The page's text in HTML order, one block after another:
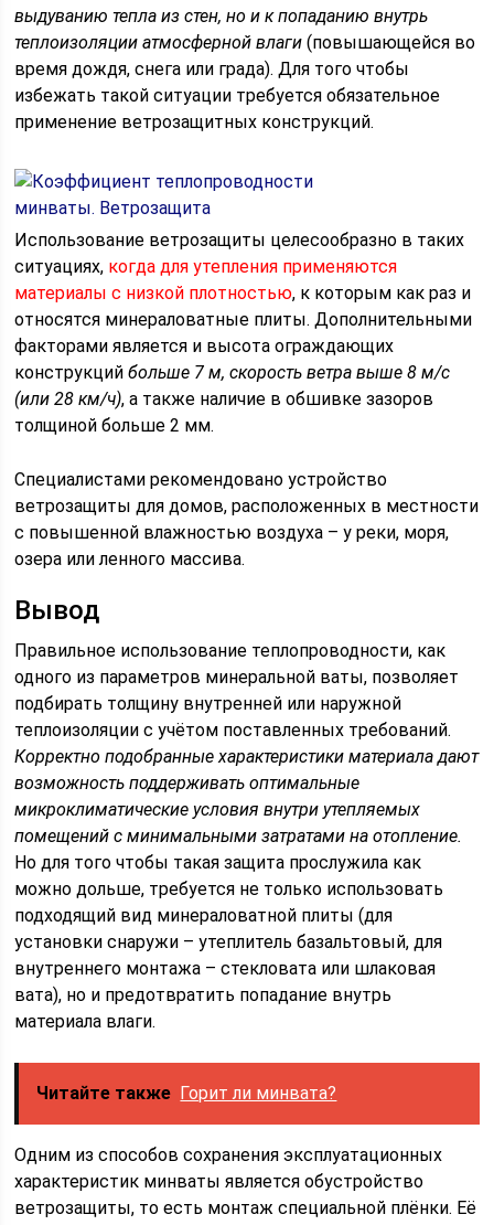
выдуванию тепла из стен, но и к попаданию внутрь
теплоизоляции атмосферной влаги (повышающейся во
время дождя, снега или града). Для того чтобы
избежать такой ситуации требуется обязательное
применение ветрозащитных конструкций.
Использование ветрозащиты целесообразно в таких
ситуациях, когда для утепления применяются
материалы с низкой плотностью, к которым как раз и
относятся минераловатные плиты. Дополнительными
факторами является и высота ограждающих
конструкцийбольше 7 м, скорость ветра выше 8 м/с
(или 28 км/ч), а также наличие в обшивке зазоров
толщиной больше 2 мм.
Специалистами рекомендовано устройство
ветрозащиты для домов, расположенных в местности
с повышенной влажностью воздуха – у реки, моря,
озера или ленного массива.
Вывод
Правильное использование теплопроводности, как
одного из параметров минеральной ваты, позволяет
подбирать толщину внутренней или наружной
теплоизоляции с учётом поставленных требований.
Корректно подобранные характеристики материала дают
возможность поддерживать оптимальные
микроклиматические условия внутри утепляемых
помещений с минимальными затратами на отопление.
Но для того чтобы такая защита прослужила как
можно дольше, требуется не только использовать
подходящий вид минераловатной плиты (для
установки снаружи – утеплитель базальтовый, для
внутреннего монтажа – стекловата или шлаковая
вата), но и предотвратить попадание внутрь
материала влаги.
Читайте также Горит ли минвата?
Одним из способов сохранения эксплуатационных
характеристик минваты является обустройство
ветрозащиты, то есть монтаж специальной плёнки. Её